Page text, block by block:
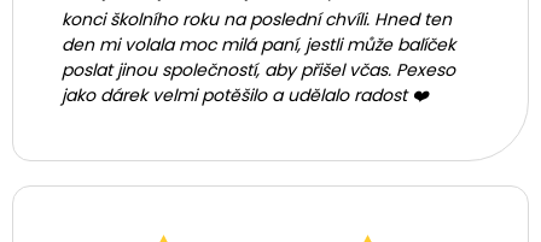
konci školního roku na poslední chvíli. Hned ten
den mi volala moc milá paní, jestli může balíček
poslat jinou společností, aby přišel včas. Pexeso
jako dárek velmi potěšilo a udělalo radost ❤️